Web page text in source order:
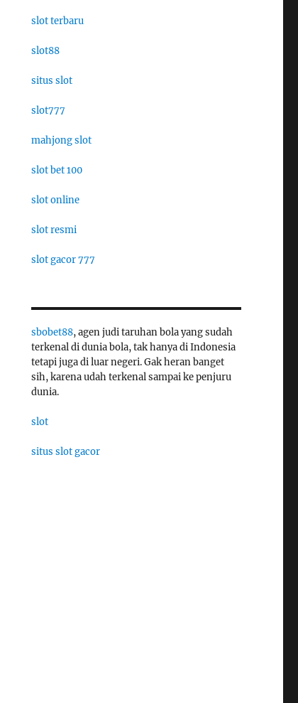
slot terbaru
slot88
situs slot
slot777
mahjong slot
slot bet 100
slot online
slot resmi
slot gacor 777
sbobet88, agen judi taruhan bola yang sudah
terkenal di dunia bola, tak hanya di Indonesia
tetapi juga di luar negeri. Gak heran banget
sih, karena udah terkenal sampai ke penjuru
dunia.
slot
situs slot gacor